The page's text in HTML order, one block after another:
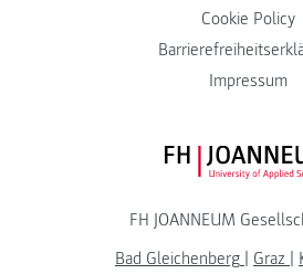
Cookie Policy
Impressum
FH JOANNEUM
Bad Gleichenberg
Graz